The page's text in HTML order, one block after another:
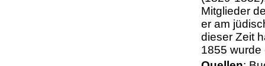
Mitglieder
er am
dieser Zeit
1855